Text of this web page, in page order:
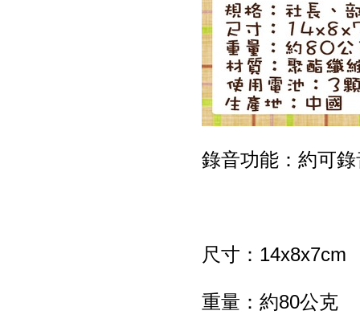
錄音功能：約可
尺寸：14x8x7cm
重量：約80公克